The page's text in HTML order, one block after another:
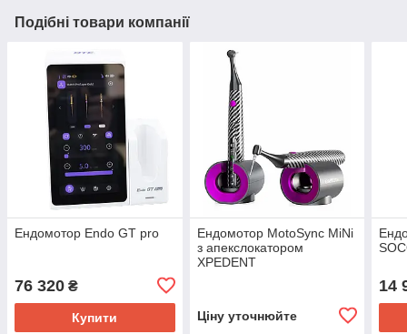
Подібні товари компанії
Ендомотор Endo GT pro
76 320 ₴
Купити
Ендомотор MotoSync MiNi
з апекслокатором
XPEDENT
Ціну уточнюйте
14